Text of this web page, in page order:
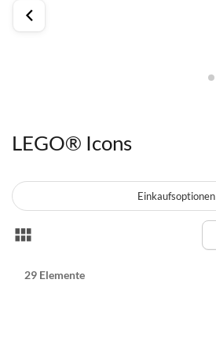
LEGO® Icons
Anzeigen
Liste
29 Elemente
Einkaufsoptionen